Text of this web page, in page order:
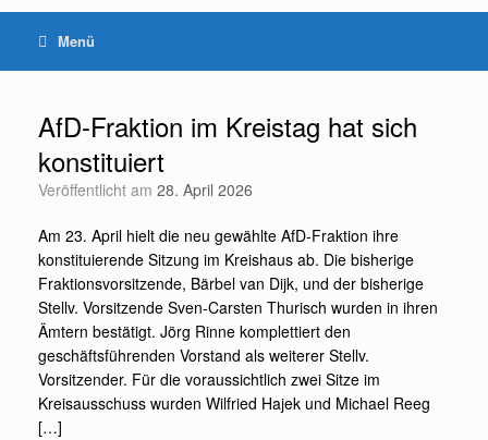
Menü
AfD-Fraktion im Kreistag hat sich
konstituiert
Veröffentlicht am 28. April 2026
Am 23. April hielt die neu gewählte AfD-Fraktion ihre
konstituierende Sitzung im Kreishaus ab. Die bisherige
Fraktionsvorsitzende, Bärbel van Dijk, und der bisherige
Stellv. Vorsitzende Sven-Carsten Thurisch wurden in ihren
Ämtern bestätigt. Jörg Rinne komplettiert den
geschäftsführenden Vorstand als weiterer Stellv.
Vorsitzender. Für die voraussichtlich zwei Sitze im
Kreisausschuss wurden Wilfried Hajek und Michael Reeg
[…]